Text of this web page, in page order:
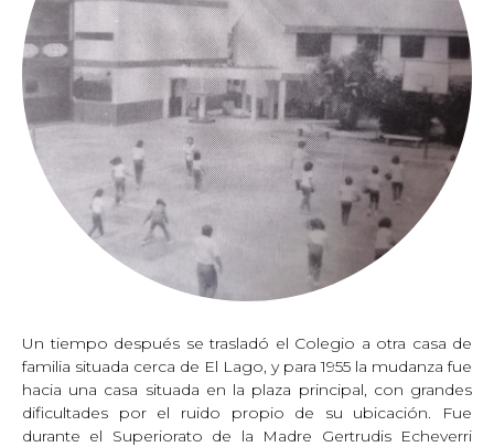
Un tiempo después se trasladó el Colegio a otra casa de
familia situada cerca de El Lago, y para 1955 la mudanza fue
hacia una casa situada en la plaza principal, con grandes
dificultades por el ruido propio de su ubicación. Fue
durante el Superiorato de la Madre Gertrudis Echeverri